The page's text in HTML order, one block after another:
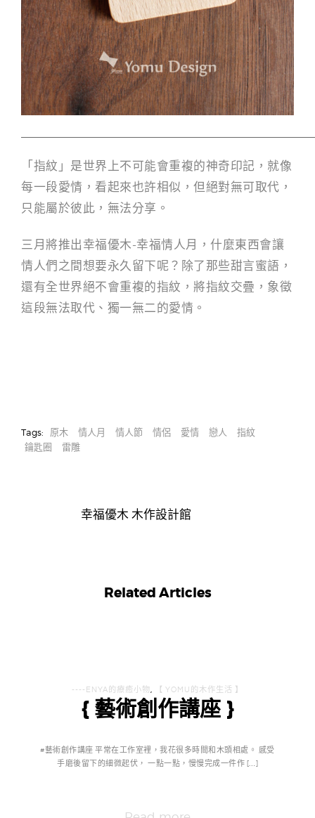
「指紋」是世界上不可能會重複的神奇印記，就像
每一段愛情，看起來也許相似，但絕對無可取代，
只能屬於彼此，無法分享。
三月將推出幸福優木-幸福情人月，什麼東西會讓
情人們之間想要永久留下呢？除了那些甜言蜜語，
還有全世界絕不會重複的指紋，將指紋交疊，象徵
這段無法取代、獨一無二的愛情。
Tags: 原木 情人月 情人節 情侶 愛情 戀人
指紋
鑰匙圈
雷雕
幸福優木 木作設計館
Related Articles
----ENYA的療癒小物, 【 YOMU的木作生活 】
{ 藝術創作講座 }
#藝術創作講座 平常在工作室裡，我花很多時間和木頭相處。 感受
手磨後留下的細微起伏， 一點一點，慢慢完成一件作 […]